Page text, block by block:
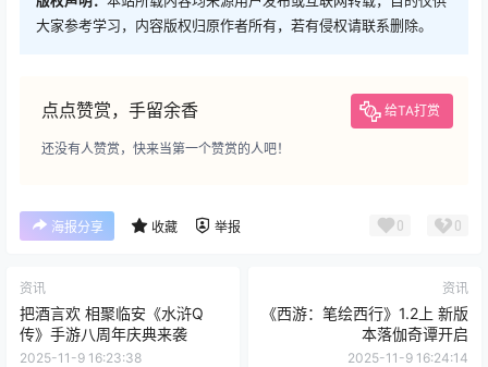
大家参考学习，内容版权归原作者所有，若有侵权请联系删除。
点点赞赏，手留余香 给TA打赏
还没有人赞赏，快来当第一个赞赏的人吧！
海报分享 收藏 举报 0 0
资讯
把酒言欢 相聚临安《水浒Q
传》手游八周年庆典来袭
2025-11-9 16:23:38
资讯
《西游：笔绘西行》1.2上 新版
本落伽奇谭开启
2025-11-9 16:24:14